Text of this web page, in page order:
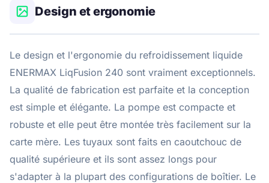
Design et ergonomie
Le design et l'ergonomie du refroidissement liquide
ENERMAX LiqFusion 240 sont vraiment exceptionnels.
La qualité de fabrication est parfaite et la conception
est simple et élégante. La pompe est compacte et
robuste et elle peut être montée très facilement sur la
carte mère. Les tuyaux sont faits en caoutchouc de
qualité supérieure et ils sont assez longs pour
s'adapter à la plupart des configurations de boîtier. Le